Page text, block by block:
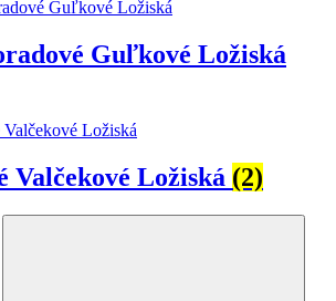
Guľkové Ložiská
Valčekové Ložiská (2)